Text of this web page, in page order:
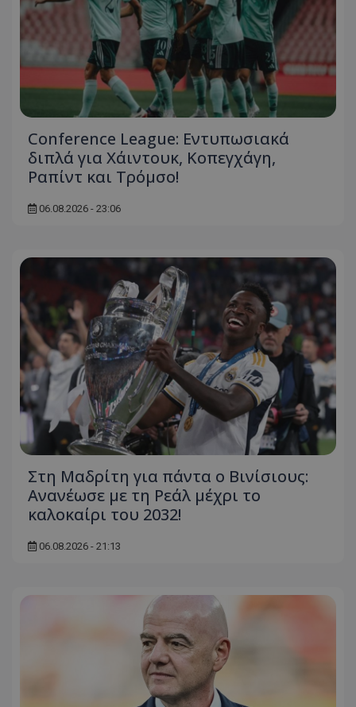
Conference League: Εντυπωσιακά
διπλά για Χάιντουκ, Κοπεγχάγη,
Ραπίντ και Τρόμσο!
06.08.2026 - 23:06
Στη Μαδρίτη για πάντα ο Βινίσιους:
Ανανέωσε με τη Ρεάλ μέχρι το
καλοκαίρι του 2032!
06.08.2026 - 21:13